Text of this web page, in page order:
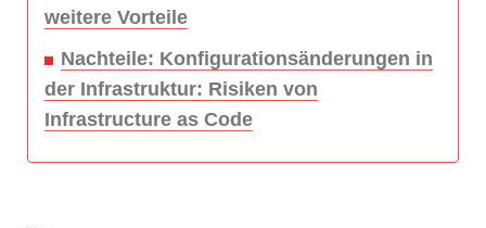
weitere Vorteile
Nachteile: Konfigurationsänderungen in
der Infrastruktur: Risiken von
Infrastructure as Code